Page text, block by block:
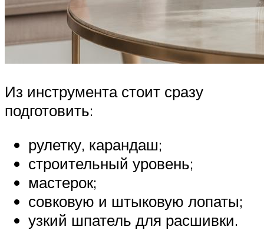
Из инструмента стоит сразу
подготовить:
рулетку, карандаш;
строительный уровень;
мастерок;
совковую и штыковую лопаты;
узкий шпатель для расшивки.